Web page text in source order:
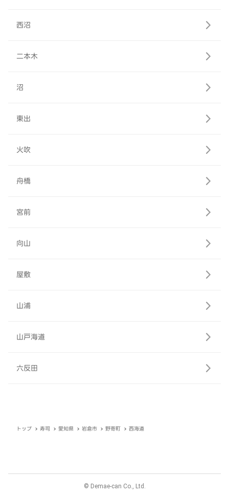
西沼
二本木
沼
東出
火吹
舟橋
宮前
向山
屋敷
山浦
山戸海道
六反田
トップ 寿司 愛知県 岩倉市 野寄町 西海道
© Demae-can Co., Ltd.